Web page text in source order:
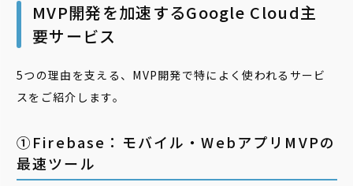
MVP開発を加速するGoogle Cloud主
要サービス
5つの理由を支える、MVP開発で特によく使われるサービ
スをご紹介します。
①Firebase：モバイル・WebアプリMVPの
最速ツール